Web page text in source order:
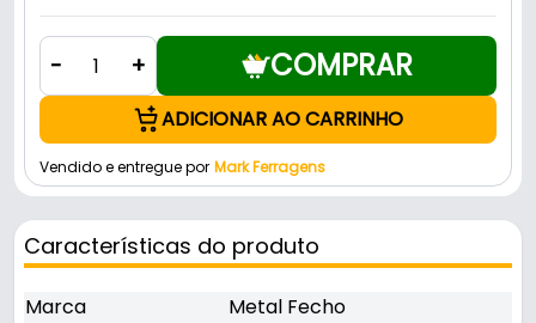
- + COMPRAR
ADICIONAR AO CARRINHO
Vendido e entregue por Mark Ferragens
Características do produto
Marca
Metal Fecho